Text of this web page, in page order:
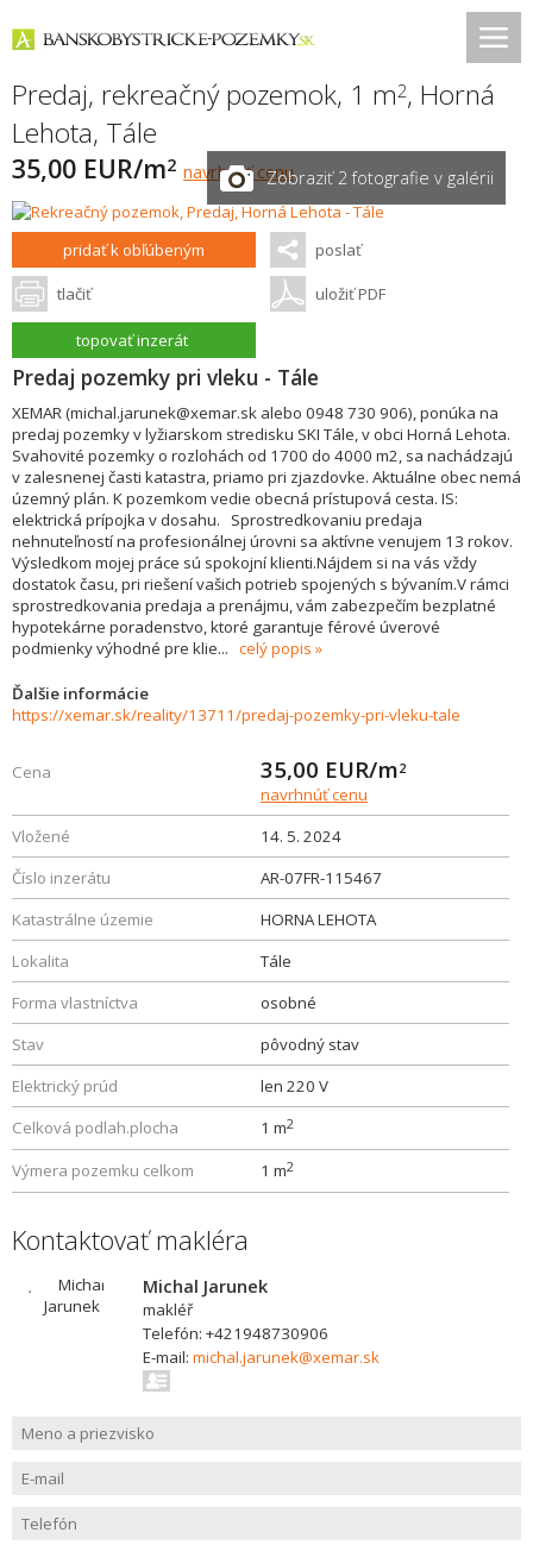
Predaj, rekreačný pozemok, 1 m2, Horná
Lehota, Tále
35,00 EUR/m2 navrhnúť cenuZobraziť 2 fotografie v galérii
pridať k obľúbeným poslať
tlačiť uložiť PDF
topovať inzerát
Predaj pozemky pri vleku - Tále
XEMAR (michal.jarunek@xemar.sk alebo 0948 730 906), ponúka na
predaj pozemky v lyžiarskom stredisku SKI Tále, v obci Horná Lehota.
Svahovité pozemky o rozlohách od 1700 do 4000 m2, sa nachádzajú
v zalesnenej časti katastra, priamo pri zjazdovke. Aktuálne obec nemá
územný plán. K pozemkom vedie obecná prístupová cesta. IS:
elektrická prípojka v dosahu. Sprostredkovaniu predaja
nehnuteľností na profesionálnej úrovni sa aktívne venujem 13 rokov.
Výsledkom mojej práce sú spokojní klienti.Nájdem si na vás vždy
dostatok času, pri riešení vašich potrieb spojených s bývaním.V rámci
sprostredkovania predaja a prenájmu, vám zabezpečím bezplatné
hypotekárne poradenstvo, ktoré garantuje férové úverové
podmienky výhodné pre klie... celý popis
Ďalšie informácie
https://xemar.sk/reality/13711/predaj-pozemky-pri-vleku-tale
Cena 35,00 EUR/m2
navrhnúť cenu
Vložené
14. 5. 2024
Číslo inzerátu
AR-07FR-115467
Katastrálne územie
HORNA LEHOTA
Lokalita
Tále
Forma vlastníctva
osobné
Stav
pôvodný stav
Elektrický prúd
len 220 V
Celková podlah.plocha
1 m2
Výmera pozemku celkom 1 m2
Kontaktovať makléra
Michal Jarunek
makléř
Telefón: +421948730906
E-mail: michal.jarunek@xemar.sk